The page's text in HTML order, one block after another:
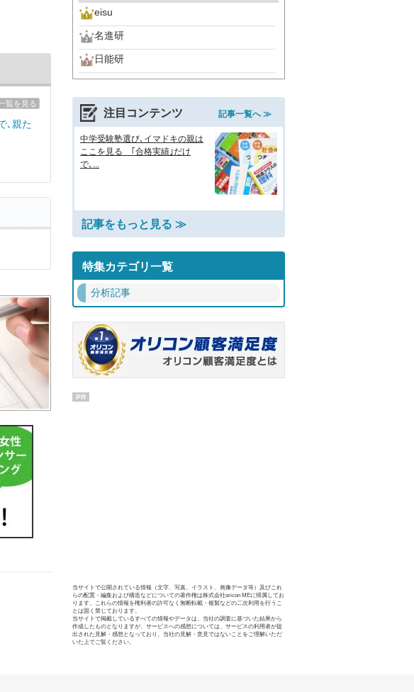
覧を見る
､親た
eisu
名進研
日能研
注目コンテンツ 記事一覧へ ≫
中学受験塾選び､イマドキの親は
ここを見る ｢合格実績｣だけ
で､...
記事をもっと見る ≫
特集カテゴリ一覧
分析記事
PR
当サイトで公開されている情報（文字、写真、イラスト、画像データ等）及びこれ
らの配置・編集および構造などについての著作権は株式会社oricon MEに帰属してお
ります。これらの情報を権利者の許可なく無断転載・複製などの二次利用を行うこ
とは固く禁じております。
当サイトで掲載しているすべての情報やデータは、当社の調査に基づいた結果から
作成したものとなりますが、サービスへの感想については、サービスの利用者が提
出された見解・感想となっており、当社の見解・意見ではないことをご理解いただ
いた上でご覧ください。